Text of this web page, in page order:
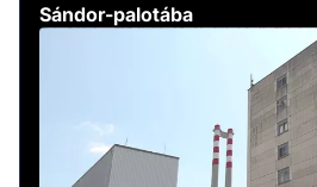
Sándor-palotába